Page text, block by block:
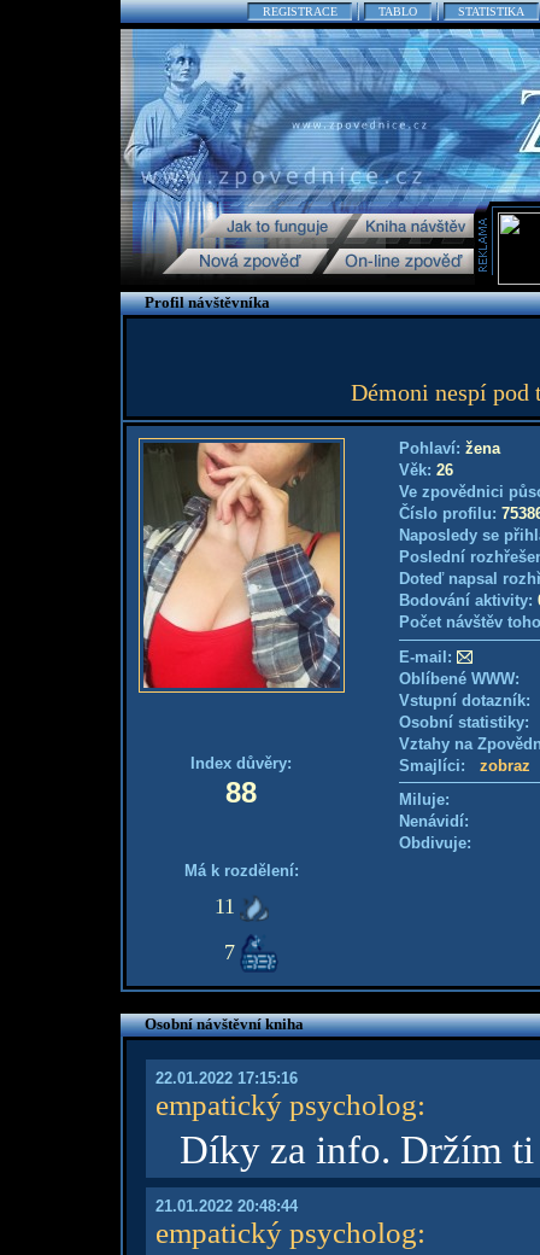
REGISTRACE TABLO STATISTIKA
Profil návštěvníka
Démoni nespí
Index důvěry:
88
Má k rozdělení:
11
7
Pohlaví: žena
Věk: 26
Ve zpovědnici
Číslo profilu:
Naposledy se
Poslední
Doteď napsal
Bodování aktivity:
Počet návštěv
E-mail:
Oblíbené WWW:
Vstupní
Osobní
Vztahy na
Smajlíci: zobraz
Miluje:
Nenávidí:
Obdivuje:
Osobní návštěvní kniha
22.01.2022 17:15:16
empatický psycholog:
Díky za info. Držím
21.01.2022 20:48:44
empatický psycholog: